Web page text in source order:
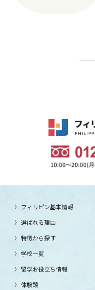
フィリピン基本情報
選ばれる理由
特徴から探す
学校一覧
留学お役立ち情報
体験談